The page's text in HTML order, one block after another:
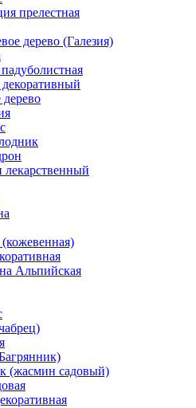
прелестная
дерево (Галезия)
лекарственный
Альпийская
(жасмин садовый)